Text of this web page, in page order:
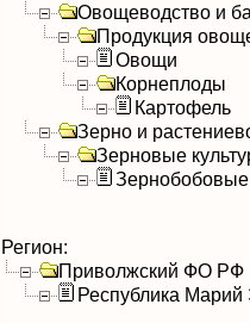
Овощеводство и
Продукция
Овощи
Корнеплоды
Картофель
Зерно и
Зерновые
Зернобобовые
Регион:
Приволжский ФО РФ
Республика Марий